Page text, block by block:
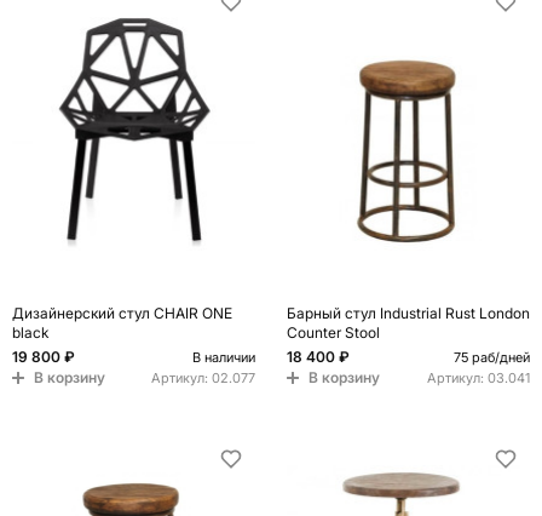
Дизайнерский стул CHAIR ONE
black
19 800 ₽
В наличии
В корзину Артикул: 02.077
Барный стул Industrial Rust London
Counter Stool
18 400 ₽
75 раб/дней
В корзину Артикул: 03.041